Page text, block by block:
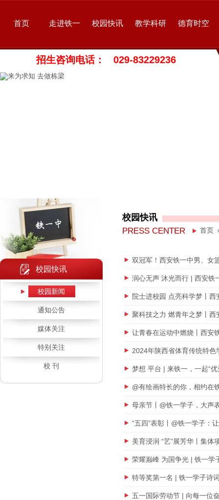
首页 走进铁一 校园快讯 教学科研 德育时空
招生咨询电话： 029-83229236
校园快讯
校园新闻
通知公告
媒体关注
特别关注
校 刊
校园快讯
PRESS CENTER 首页
双冠军！西安铁一中男、女
润心无声 沐光而行 | 西安铁
院士进校园 点亮科学梦丨
聚科技之力 燃青年之梦丨
让青春在运动中燃烧丨西安
2024年陕西省体育传统特
梦想 平台 | 来铁一，一起“优
@有绘画特长的你，相约在
母亲节丨@铁一学子，大声
“五四”表彰丨@铁一学子：
美育浸润 “艺”展芳华丨集
荣耀巅峰 为国争光 | 铁一学
特等奖第一名 | 铁一学子诗
五一国际劳动节 | 向每一位